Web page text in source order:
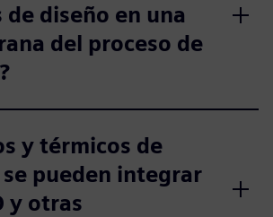
de diseño en una
del proceso de
y térmicos de
pueden integrar
y otras